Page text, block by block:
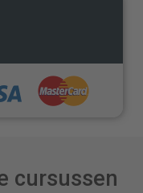
cursussen